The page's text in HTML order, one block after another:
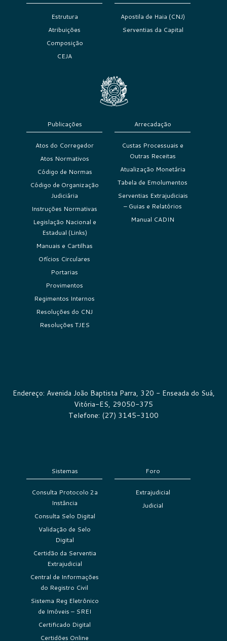
Estrutura
Atribuições
Composição
CEJA
Apostila de Haia (CNJ)
Serventias da Capital
Publicações
Atos do Corregedor
Atos Normativos
Código de Normas
Código de Organização
Judiciária
Instruções Normativas
Legislação Nacional e
Estadual (Links)
Manuais e Cartilhas
Ofícios Circulares
Portarias
Provimentos
Regimentos Internos
Resoluções do CNJ
Resoluções TJES
Arrecadação
Custas Processuais e
Outras Receitas
Atualização Monetária
Tabela de Emolumentos
Serventias Extrajudiciais
– Guias e Relatórios
Manual CADIN
Endereço: Avenida João Baptista Parra, 320 - Enseada do Suá,
Vitória-ES, 29050-375
Telefone: (27) 3145-3100
Sistemas
Consulta Protocolo 2a
Instância
Consulta Selo Digital
Validação de Selo
Digital
Certidão da Serventia
Extrajudicial
Central de Informações
do Registro Civil
Sistema Reg Eletrônico
de Imóveis – SREI
Certificado Digital
Certidões Online
Foro
Extrajudicial
Judicial